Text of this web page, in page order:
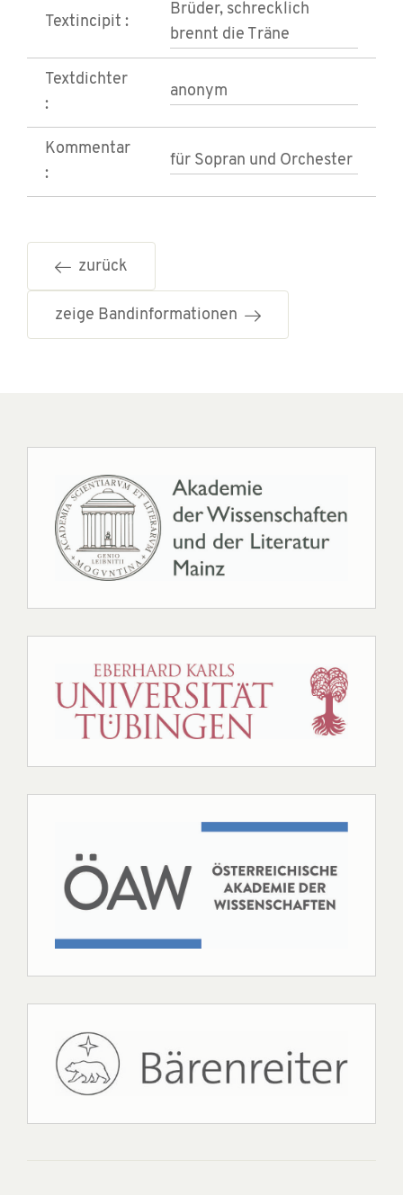
Textincipit :
Brüder, schrecklich
brennt die Träne
Textdichter
:
anonym
Kommentar
:
für Sopran und Orchester
zurück
zeige Bandinformationen